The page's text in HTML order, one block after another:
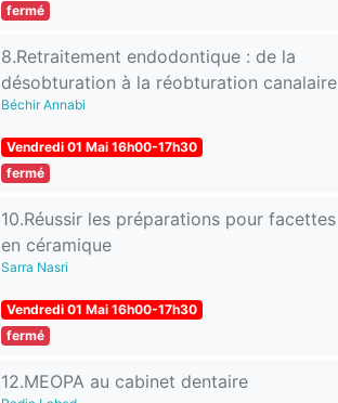
fermé
8.Retraitement endodontique : de la
désobturation à la réobturation canalaire
Béchir Annabi
Vendredi 01 Mai 16h00-17h30
fermé
10.Réussir les préparations pour facettes
en céramique
Sarra Nasri
Vendredi 01 Mai 16h00-17h30
fermé
12.MEOPA au cabinet dentaire